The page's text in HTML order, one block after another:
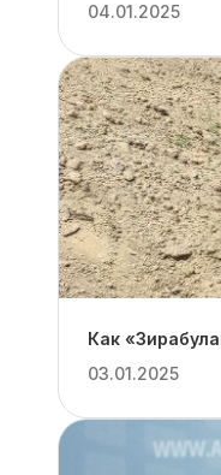
04.01.2025
Как
03.01.2025